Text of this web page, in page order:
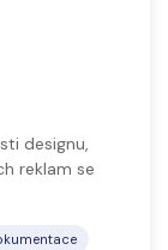
designu,
reklam se